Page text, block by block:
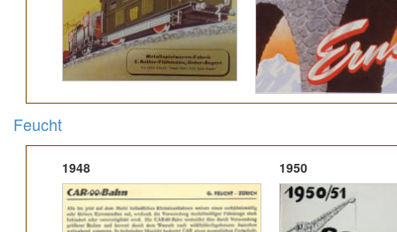
Feucht
1948 1950